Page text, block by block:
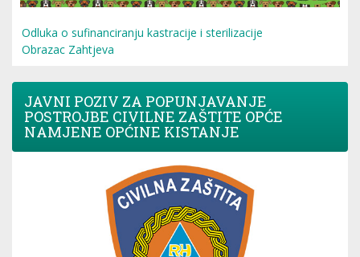
Odluka o sufinanciranju kastracije i sterilizacije
Obrazac Zahtjeva
JAVNI POZIV ZA POPUNJAVANJE
POSTROJBE CIVILNE ZAŠTITE OPĆE
NAMJENE OPĆINE KISTANJE